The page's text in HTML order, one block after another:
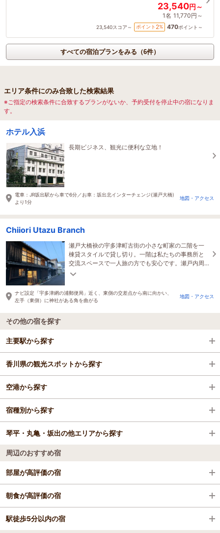
23,540円～
1名 11,770円～
23,540スコア～ ポイント 2% 470ポイント～
すべての宿泊プランをみる（6件）
エリア条件にのみ合致した検索結果
※ご指定の検索条件に合致するプランがないか、予約受付を停止中の宿になりま
す。
ホテル入浜
長期ビジネス、観光に便利な立地！
電車：JR坂出駅から車で6分／お車：坂出北インターチェンジ(瀬戸大橋)
より1分
地図・アクセス
Chiiori Utazu Branch
瀬戸大橋袂の宇多津町古街の小さな町家の二階を一
棟貸スタイルで貸し切り。一階は私たちの事務所と
交流スペースで一人旅の方でも安心です。瀬戸内周
辺や四国の旅のご相談もお気軽にお声がけくださ
ナビ設定「宇多津網の浦郵便局」近く、東側の交差点から南に向かい、
左手（東側）に神社がある角を曲がる
地図・アクセス
その他の宿を探す
主要駅から探す
鴨川駅
坂出駅
宇多津駅
香川県の観光スポットから探す
金刀比羅宮
栗林公園
レオマリゾート
国営讃岐まんのう公園
銭形砂絵「寛永通宝」
空港から探す
高松空港
宿種別から探す
ビジネスホテル
旅館
琴平・丸亀・坂出の他エリアから探す
丸亀
周辺のおすすめ宿
部屋が高評価の宿
ことひら温泉 琴参閣
湯元こんぴら温泉華の湯紅梅亭
朝食が高評価の宿
ことひら温泉 琴参閣
駅徒歩5分以内の宿